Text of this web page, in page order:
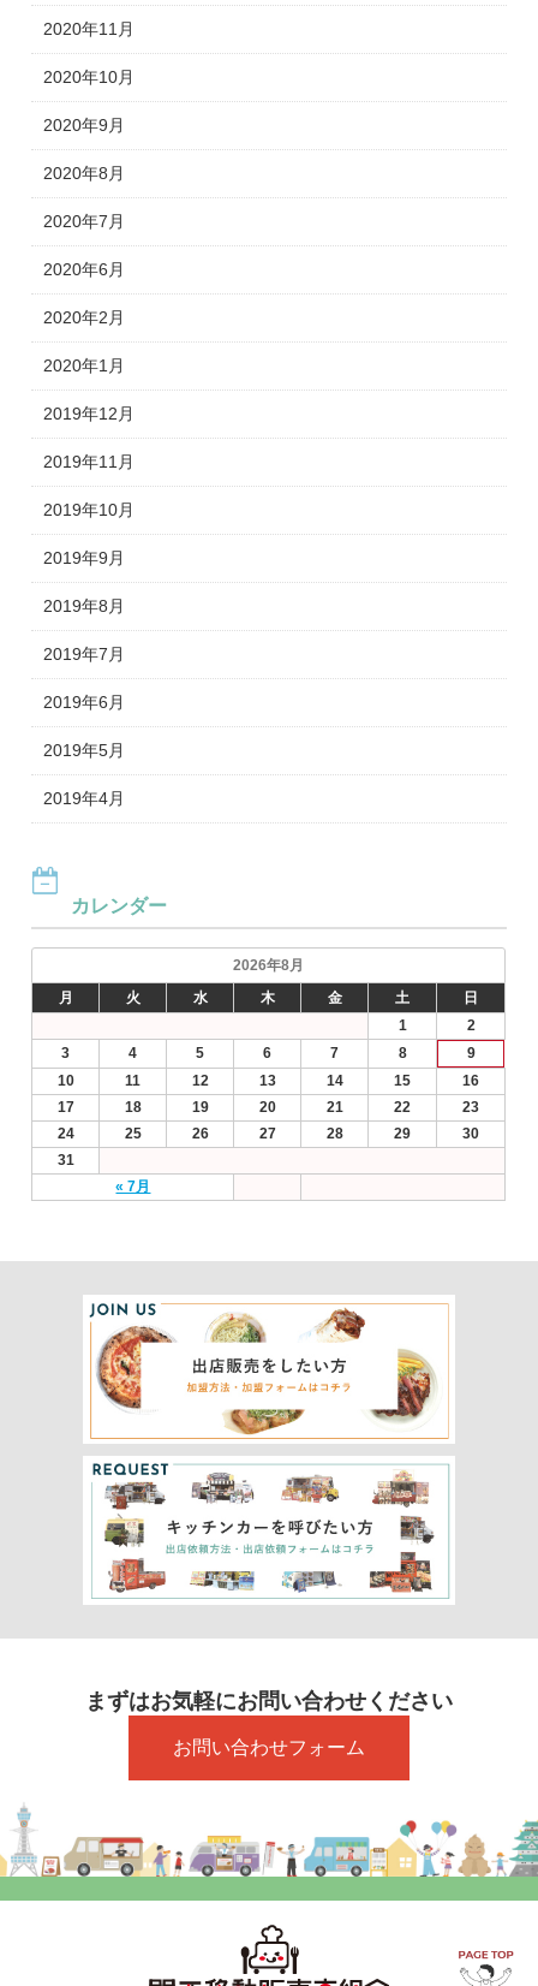
2020年11月
2020年10月
2020年9月
2020年8月
2020年7月
2020年6月
2020年2月
2020年1月
2019年12月
2019年11月
2019年10月
2019年9月
2019年8月
2019年7月
2019年6月
2019年5月
2019年4月
カレンダー
2026年8月
月
火 水 木 金 土 日
« 7月
1
2
3
4 5 6 7 8
9
10
11 12 13 14 15
16
17
18 19 20 21 22
23
24
25 26 27 28 29
30
31
まずはお気軽にお問い合わせください
お問い合わせフォーム